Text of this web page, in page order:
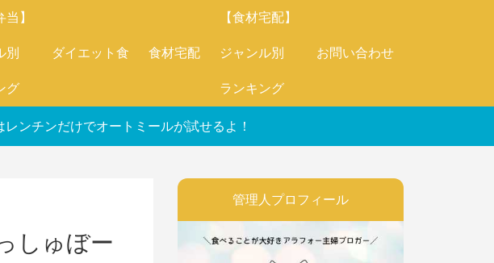
当】
別
グ
ダイエット食 食材宅配
【食材宅配】
ジャンル別
ランキング
お問い合わせ
ンチンだけでオートミールが試せるよ！
しゅぼー
管理人プロフィール